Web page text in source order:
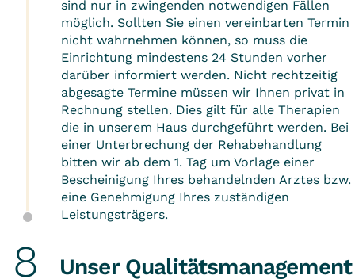
sind nur in zwingenden notwendigen Fällen
möglich. Sollten Sie einen vereinbarten Termin
nicht wahrnehmen können, so muss die
Einrichtung mindestens 24 Stunden vorher
darüber informiert werden. Nicht rechtzeitig
abgesagte Termine müssen wir Ihnen privat in
Rechnung stellen. Dies gilt für alle Therapien
die in unserem Haus durchgeführt werden. Bei
einer Unterbrechung der Rehabehandlung
bitten wir ab dem 1. Tag um Vorlage einer
Bescheinigung Ihres behandelnden Arztes bzw.
eine Genehmigung Ihres zuständigen
Leistungsträgers.
Unser Qualitätsmanagement